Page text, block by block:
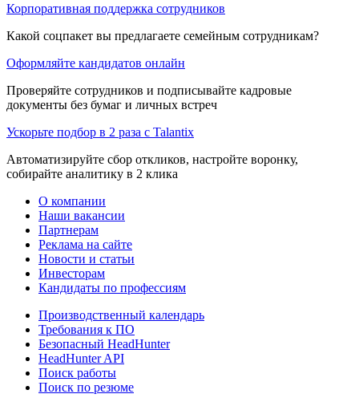
Корпоративная поддержка сотрудников
Какой соцпакет вы предлагаете семейным сотрудникам?
Оформляйте кандидатов онлайн
Проверяйте сотрудников и подписывайте кадровые
документы без бумаг и личных встреч
Ускорьте подбор в 2 раза с Talantix
Автоматизируйте сбор откликов, настройте воронку,
собирайте аналитику в 2 клика
О компании
Наши вакансии
Партнерам
Реклама на сайте
Новости и статьи
Инвесторам
Кандидаты по профессиям
Производственный календарь
Требования к ПО
Безопасный HeadHunter
HeadHunter API
Поиск работы
Поиск по резюме